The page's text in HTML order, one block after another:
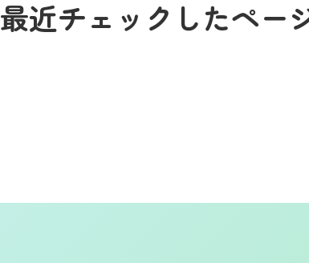
最近チェックしたペー